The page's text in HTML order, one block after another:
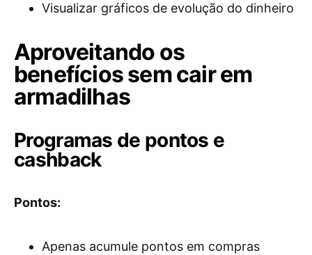
Visualizar gráficos de evolução do dinheiro
Aproveitando os
benefícios sem cair em
armadilhas
Programas de pontos e
cashback
Pontos:
Apenas acumule pontos em compras